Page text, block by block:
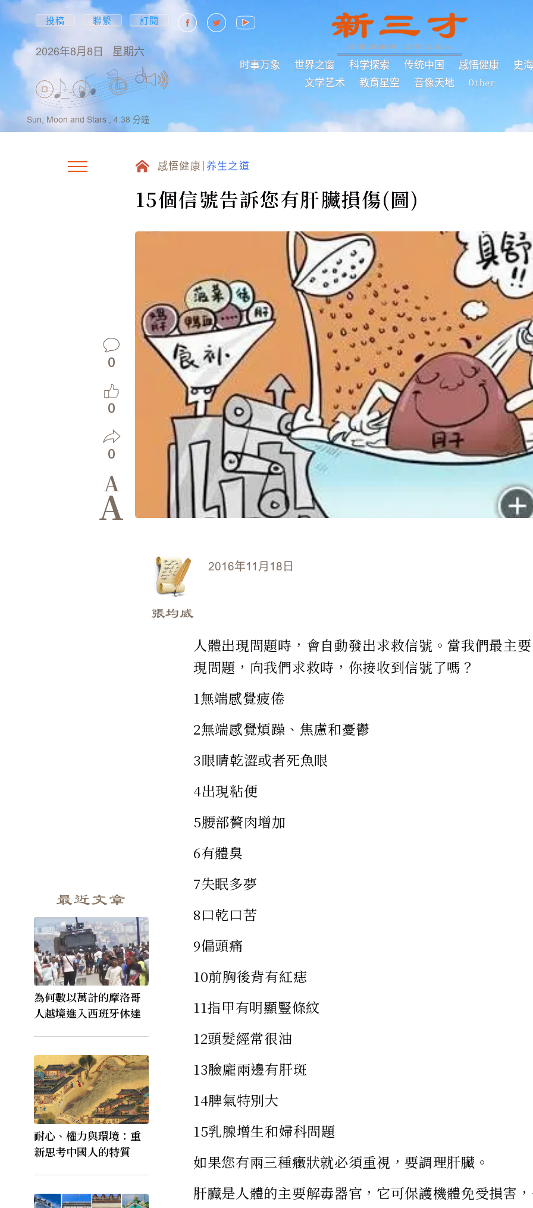
投稿 聯繫 訂閱
2026年8月8日 星期六
时事万象 世界之窗 科学探索 传统中国 感悟健康
史
文学艺术
教育星空 音像天地 Other
Sun, Moon and Stars , 4:38 分鐘
感悟健康 养生之道
15個信號告訴您有肝臟損傷(圖)
0
0
0
A
A
最近文章
為何數以萬計的摩洛哥
人越境進入西班牙休達
耐心、權力與環境：重
新思考中國人的特質
2016年11月18日
張均威
人體出現問題時，會自動發出求救信號。當我們最主
現問題，向我們求救時，你接收到信號了嗎？
1無端感覺疲倦
2無端感覺煩躁、焦慮和憂鬱
3眼睛乾澀或者死魚眼
4出現粘便
5腰部贅肉增加
6有體臭
7失眠多夢
8口乾口苦
9偏頭痛
10前胸後背有紅痣
11指甲有明顯豎條紋
12頭髮經常很油
13臉龐兩邊有肝斑
14脾氣特別大
15乳腺增生和婦科問題
如果您有兩三種癥狀就必須重視，要調理肝臟。
肝臟是人體的主要解毒器官，它可保護機體免受損害